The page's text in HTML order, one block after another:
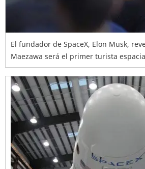
El fundador de SpaceX, Elon Musk,
Maezawa será el primer turista